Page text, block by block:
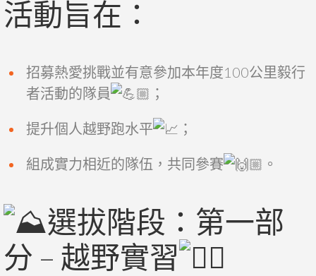
活動旨在：
招募熱愛挑戰並有意參加本年度100公里毅行
者活動的隊員
；
提升個人越野跑水平 ；
組成實力相近的隊伍，共同參賽 。
選拔階段：第一部
分 – 越野實習